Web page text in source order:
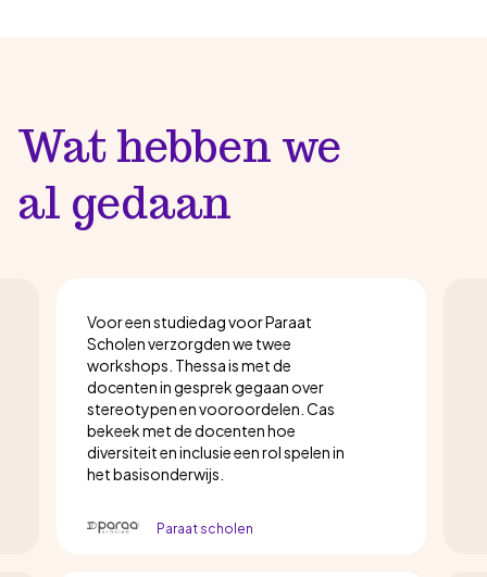
Wat hebben we
al gedaan
Voor een studiedag voor Paraat
Scholen verzorgden we twee
workshops. Thessa is met de
docenten in gesprek gegaan over
stereotypen en vooroordelen. Cas
bekeek met de docenten hoe
diversiteit en inclusie een rol spelen in
het basisonderwijs.
Paraat scholen